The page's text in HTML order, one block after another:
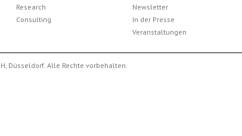
Research
Consulting
Newsletter
In der Presse
Veranstaltungen
Düsseldorf. Alle Rechte vorbehalten.